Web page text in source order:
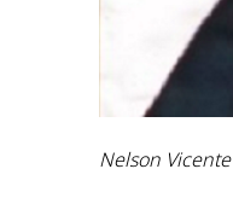
Nelson Vicente